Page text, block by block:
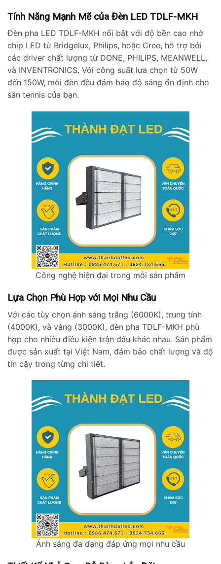
Tính Năng Mạnh Mẽ của Đèn LED TDLF-MKH
Đèn pha LED TDLF-MKH nổi bật với độ bền cao nhờ
chip LED từ Bridgelux, Philips, hoặc Cree, hỗ trợ bởi
các driver chất lượng từ DONE, PHILIPS, MEANWELL,
và INVENTRONICS. Với công suất lựa chọn từ 50W
đến 150W, mỗi đèn đều đảm bảo độ sáng ổn định cho
sân tennis của bạn.
Công nghệ hiện đại trong mỗi sản phẩm
Lựa Chọn Phù Hợp với Mọi Nhu Cầu
Với các tùy chọn ánh sáng trắng (6000K), trung tính
(4000K), và vàng (3000K), đèn pha TDLF-MKH phù
hợp cho nhiều điều kiện trận đấu khác nhau. Sản phẩm
được sản xuất tại Việt Nam, đảm bảo chất lượng và độ
tin cậy trong từng chi tiết.
Ánh sáng đa dạng đáp ứng mọi nhu cầu